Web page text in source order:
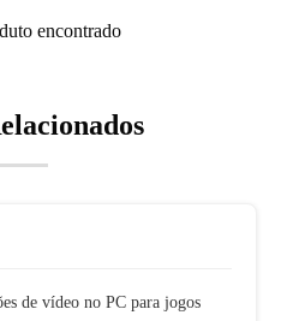
encontrado
de vídeo no PC para jogos